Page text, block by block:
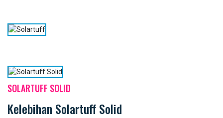
SOLARTUFF SOLID
Kelebihan Solartuff Solid